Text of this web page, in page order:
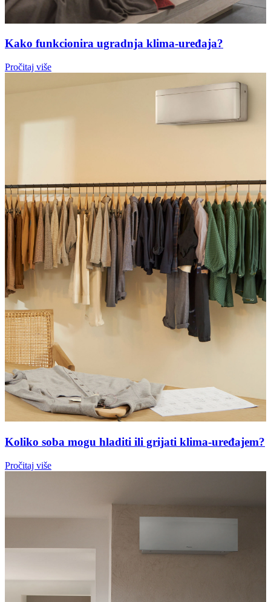
Kako funkcionira ugradnja klima-uređaja?
Pročitaj više
Koliko soba mogu hladiti ili grijati klima-uređajem?
Pročitaj više